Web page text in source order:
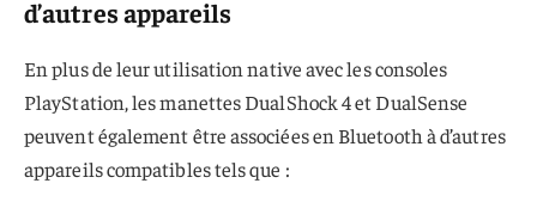
d’autres appareils
En plus de leur utilisation native avec les consoles
PlayStation, les manettes DualShock 4 et DualSense
peuvent également être associées en Bluetooth à d’autres
appareils compatibles tels que :